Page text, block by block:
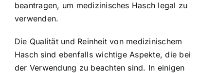
beantragen, um medizinisches Hasch legal zu
verwenden.
Die Qualität und Reinheit von medizinischem
Hasch sind ebenfalls wichtige Aspekte, die bei
der Verwendung zu beachten sind. In einigen